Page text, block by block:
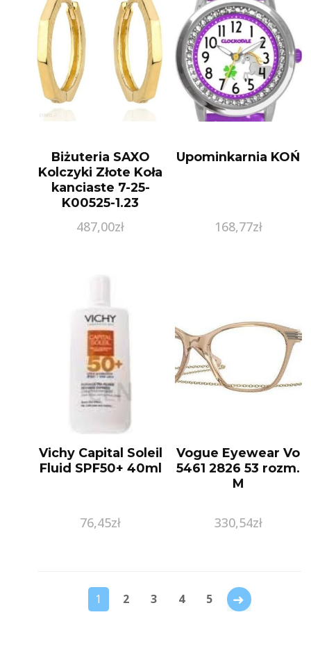
Biżuteria SAXO
Kolczyki Złote Koła
kanciaste 7-25-
K00525-1.23
487,00zł
Upominkarnia KOŃ
168,77zł
Vichy Capital Soleil
Fluid SPF50+ 40ml
76,45zł
Vogue Eyewear Vo
5461 2826 53 rozm.
M
330,54zł
1 2 3 4 5